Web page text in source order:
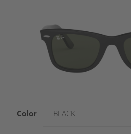
Color BLACK